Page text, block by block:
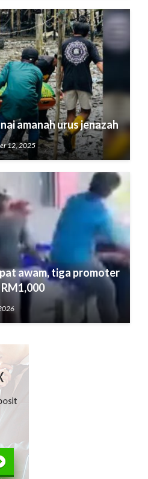
amanah urus jenazah
12, 2025
awam, tiga promoter